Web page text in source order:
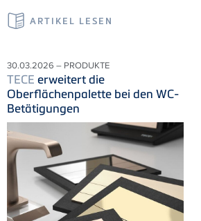
ARTIKEL LESEN
30.03.2026 – PRODUKTE
TECE erweitert die
Oberflächenpalette bei den WC-
Betätigungen